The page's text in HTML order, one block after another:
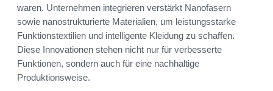
waren. Unternehmen integrieren verstärkt Nanofasern
sowie nanostrukturierte Materialien, um leistungsstarke
Funktionstextilien und intelligente Kleidung zu schaffen.
Diese Innovationen stehen nicht nur für verbesserte
Funktionen, sondern auch für eine nachhaltige
Produktionsweise.